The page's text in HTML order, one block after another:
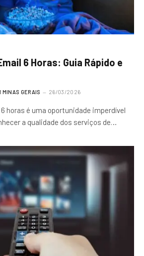
6 Horas: Guia Rápido e
MINAS GERAIS 26/03/2026
horas é uma oportunidade imperdível
a qualidade dos serviços de…